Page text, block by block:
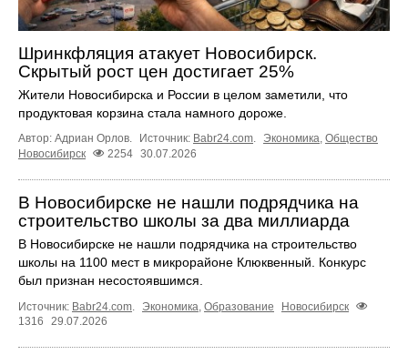
Шринкфляция атакует Новосибирск.
Скрытый рост цен достигает 25%
Жители Новосибирска и России в целом заметили, что
продуктовая корзина стала намного дороже.
Автор: Адриан Орлов. Источник: Babr24.com Экономика Общество
Новосибирск
2254 30.07.2026
В Новосибирске не нашли подрядчика на
строительство школы за два миллиарда
В Новосибирске не нашли подрядчика на строительство
школы на 1100 мест в микрорайоне Клюквенный. Конкурс
был признан несостоявшимся.
Источник: Babr24.com. Экономика, Образование
Новосибирск
1316
29.07.2026